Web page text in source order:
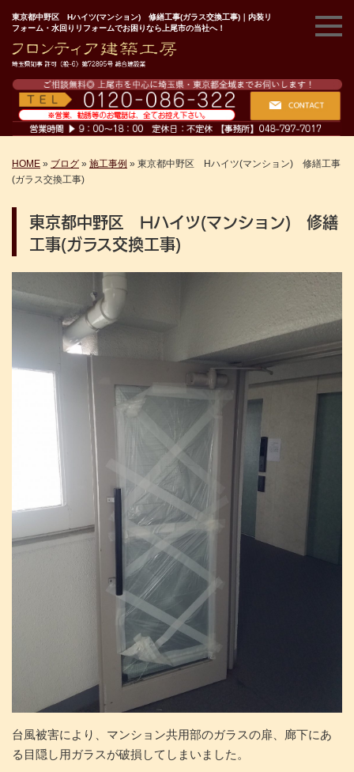
東京都中野区 Hハイツ(マンション) 修繕工事(ガラス交換工事)｜内装リ
フォーム・水回りリフォームでお困りなら上尾市の当社へ！
HOME » ブログ » 施工事例 » 東京都中野区 Hハイツ(マンション) 修繕工事
(ガラス交換工事)
東京都中野区 Hハイツ(マンション) 修繕
工事(ガラス交換工事)
台風被害により、マンション共用部のガラスの扉、廊下にあ
る目隠し用ガラスが破損してしまいました。